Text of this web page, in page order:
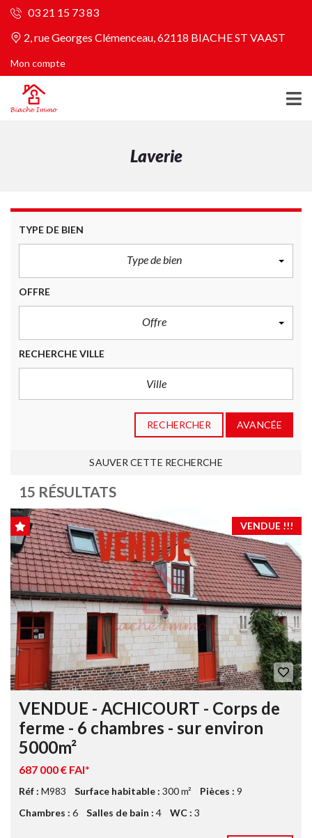
03 21 15 73 83
2, rue Georges Clémenceau, 62118 BIACHE ST VAAST
Mon compte
Laverie
TYPE DE BIEN
Type de bien
OFFRE
Offre
RECHERCHE VILLE
RECHERCHER AVANCÉE
SAUVER CETTE RECHERCHE
15 RÉSULTATS
VENDUE !!!
VENDUE - ACHICOURT - Corps de
ferme - 6 chambres - sur environ
5000m²
687 000 € FAI*
Réf : M983 Surface habitable : 300 m² Pièces : 9
Chambres : 6 Salles de bain : 4 WC : 3